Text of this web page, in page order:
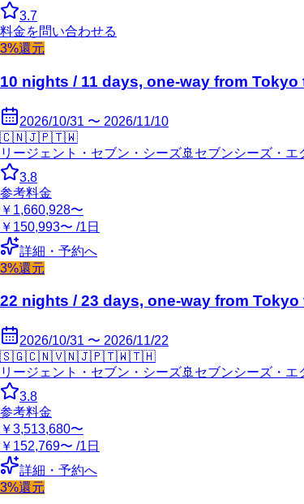
3.7
料金を問い合わせる
3%還元
10 nights / 11 days, one-way from
2026/10/31 〜 2026/11/10
🇨🇳🇯🇵🇹🇼
リージェント・セブン・シーズ🚢 セブンシーズ・エ
3.8
参考料金
￥1,660,928〜
￥150,993〜 /1日
詳細・予約へ
3%還元
22 nights / 23 days, one-way from
2026/10/31 〜 2026/11/22
🇸🇬🇨🇳🇻🇳🇯🇵🇹🇼🇹🇭
リージェント・セブン・シーズ🚢 セブンシーズ・エ
3.8
参考料金
￥3,513,680〜
￥152,769〜 /1日
詳細・予約へ
3%還元